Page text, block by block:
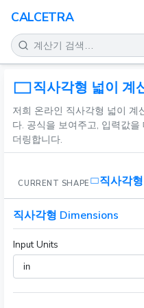
CALCETRA
수학
변환
과학
기타 도구
직사각형 넓이
저희 온라인 직사각형 넓이 계
다. 공식을 보여주고, 입력값
더링합니다.
CURRENT SHAPE 직사각형
직사각형 Dimensions
Input Units